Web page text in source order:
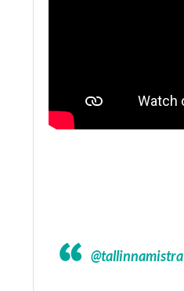
@tallinnamistra